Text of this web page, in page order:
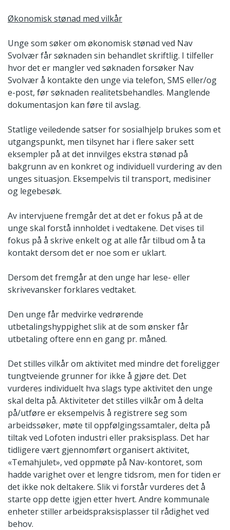
Økonomisk stønad med vilkår
Unge som søker om økonomisk stønad ved Nav
Svolvær får søknaden sin behandlet skriftlig. I tilfeller
hvor det er mangler ved søknaden forsøker Nav
Svolvær å kontakte den unge via telefon, SMS eller/og
e-post, før søknaden realitetsbehandles. Manglende
dokumentasjon kan føre til avslag.
Statlige veiledende satser for sosialhjelp brukes som et
utgangspunkt, men tilsynet har i flere saker sett
eksempler på at det innvilges ekstra stønad på
bakgrunn av en konkret og individuell vurdering av den
unges situasjon. Eksempelvis til transport, medisiner
og legebesøk.
Av intervjuene fremgår det at det er fokus på at de
unge skal forstå innholdet i vedtakene. Det vises til
fokus på å skrive enkelt og at alle får tilbud om å ta
kontakt dersom det er noe som er uklart.
Dersom det fremgår at den unge har lese- eller
skrivevansker forklares vedtaket.
Den unge får medvirke vedrørende
utbetalingshyppighet slik at de som ønsker får
utbetaling oftere enn en gang pr. måned.
Det stilles vilkår om aktivitet med mindre det foreligger
tungtveiende grunner for ikke å gjøre det. Det
vurderes individuelt hva slags type aktivitet den unge
skal delta på. Aktiviteter det stilles vilkår om å delta
på/utføre er eksempelvis å registrere seg som
arbeidssøker, møte til oppfølgingssamtaler, delta på
tiltak ved Lofoten industri eller praksisplass. Det har
tidligere vært gjennomført organisert aktivitet,
«Temahjulet», ved oppmøte på Nav-kontoret, som
hadde varighet over et lengre tidsrom, men for tiden er
det ikke nok deltakere. Slik vi forstår vurderes det å
starte opp dette igjen etter hvert. Andre kommunale
enheter stiller arbeidspraksisplasser til rådighet ved
behov.